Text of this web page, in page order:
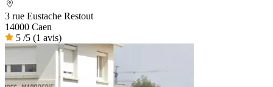
3 rue Eustache Restout
14000 Caen
5 /5 (1 avis)